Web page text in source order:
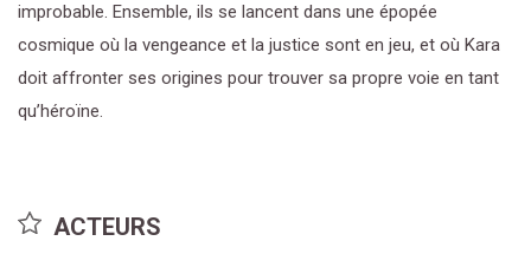
improbable. Ensemble, ils se lancent dans une épopée
cosmique où la vengeance et la justice sont en jeu, et où Kara
doit affronter ses origines pour trouver sa propre voie en tant
qu’héroïne.
ACTEURS